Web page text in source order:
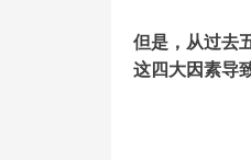
但是，从过去
这四大因素导